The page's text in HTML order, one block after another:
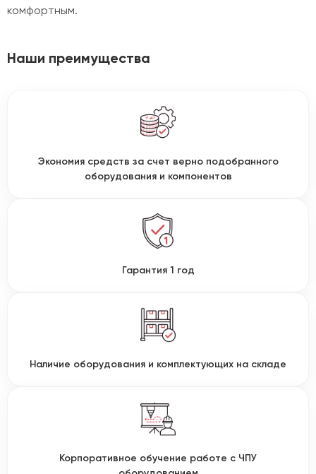
комфортным.
Наши преимущества
Экономия средств за счет верно подобранного
оборудования и компонентов
Гарантия 1 год
Наличие оборудования и комплектующих на складе
Корпоративное обучение работе с ЧПУ